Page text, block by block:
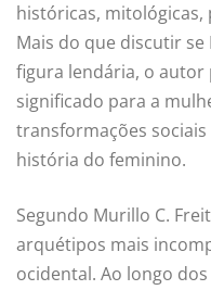
históricas, mitológicas,
Mais do que discutir
figura lendária, o autor
significado para a
transformações
história do feminino.
Segundo Murillo C.
arquétipos mais
ocidental. Ao longo